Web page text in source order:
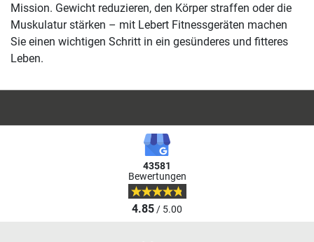
Mission. Gewicht reduzieren, den Körper straffen oder die
Muskulatur stärken – mit Lebert Fitnessgeräten machen
Sie einen wichtigen Schritt in ein gesünderes und fitteres
Leben.
43581
Bewertungen
4.85/ 5.00